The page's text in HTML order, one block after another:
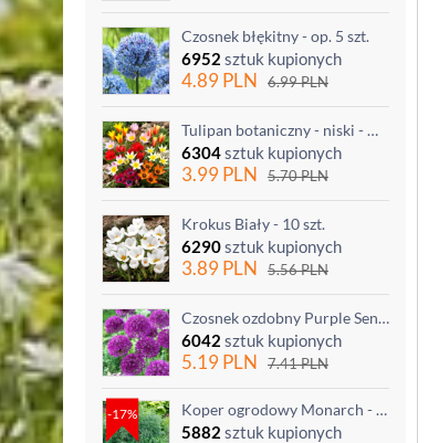
Czosnek błękitny - op. 5 szt.
6952 sztuk kupionych
4.89PLN 6.99PLN
Tulipan botaniczny - niski - mix kolorów - 5 szt.
6304sztuk kupionych
3.99PLN 5.70PLN
Krokus Biały - 10 szt.
6290sztuk kupionych
3.89PLN 5.56PLN
Czosnek ozdobny Purple Sensation - op. 3 szt.
6042 sztuk kupionych
5.19PLN 7.41PLN
-17% Koper ogrodowy Monarch - po ścięciu odrasta
5882 sztuk kupionych